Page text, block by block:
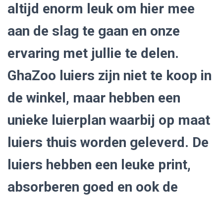
altijd enorm leuk om hier mee
aan de slag te gaan en onze
ervaring met jullie te delen.
GhaZoo luiers zijn niet te koop in
de winkel, maar hebben een
unieke luierplan waarbij op maat
luiers thuis worden geleverd. De
luiers hebben een leuke print,
absorberen goed en ook de